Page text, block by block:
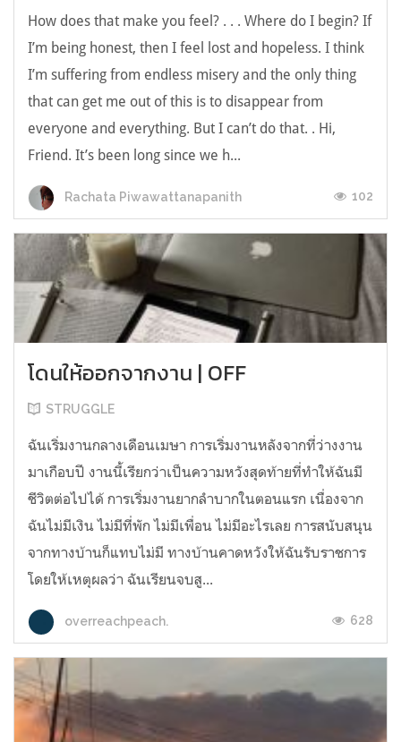
How does that make you feel? . . . Where do I begin? If
I’m being honest, then I feel lost and hopeless. I think
I’m suffering from endless misery and the only thing
that can get me out of this is to disappear from
everyone and everything. But I can’t do that. . Hi,
Friend. It’s been long since we h...
Rachata Piwawattanapanith 102
โดนให้ออกจากงาน | OFF
STRUGGLE
ฉันเริ่มงานกลางเดือนเมษา การเริ่มงานหลังจากที่ว่างงาน
มาเกือบปี งานนี้เรียกว่าเป็นความหวังสุดท้ายที่ทำให้ฉันมี
ชีวิตต่อไปได้ การเริ่มงานยากลำบากในตอนแรก เนื่องจาก
ฉันไม่มีเงิน ไม่มีที่พัก ไม่มีเพื่อน ไม่มีอะไรเลย การสนับสนุน
จากทางบ้านก็แทบไม่มี ทางบ้านคาดหวังให้ฉันรับราชการ
โดยให้เหตุผลว่า ฉันเรียนจบสู...
overreachpeach. 628